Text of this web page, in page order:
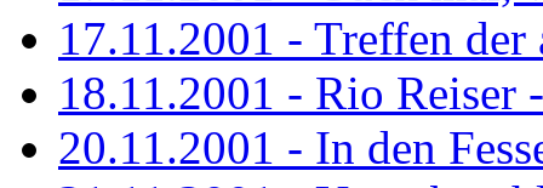
17.11.2001 - Treffen
18.11.2001 - Rio Reiser
20.11.2001 - In den